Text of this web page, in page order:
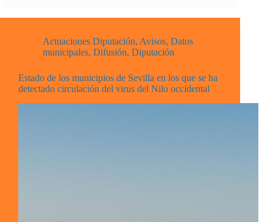
Actuaciones Diputación, Avisos, Datos
municipales, Difusión, Diputación
Estado de los municipios de Sevilla en los que se ha
detectado circulación del virus del Nilo occidental